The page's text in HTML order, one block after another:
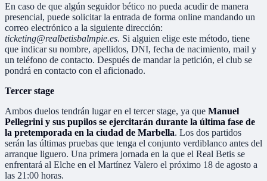
En caso de que algún seguidor bético no pueda acudir de manera
presencial, puede solicitar la entrada de forma online mandando un
correo electrónico a la siguiente dirección:
ticketing@realbetisbalmpie.es. Si alguien elige este método, tiene
que indicar su nombre, apellidos, DNI, fecha de nacimiento, mail y
un teléfono de contacto. Después de mandar la petición, el club se
pondrá en contacto con el aficionado.
Tercer stage
Ambos duelos tendrán lugar en el tercer stage, ya que Manuel
Pellegrini y sus pupilos se ejercitarán durante la última fase de
la pretemporada en la ciudad de Marbella. Los dos partidos
serán las últimas pruebas que tenga el conjunto verdiblanco antes del
arranque liguero. Una primera jornada en la que el Real Betis se
enfrentará al Elche en el Martínez Valero el próximo 18 de agosto a
las 21:00 horas.